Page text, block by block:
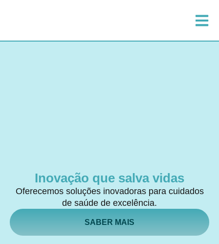
Inovação que salva vidas
Oferecemos soluções inovadoras para cuidados
de saúde de excelência.
SABER MAIS